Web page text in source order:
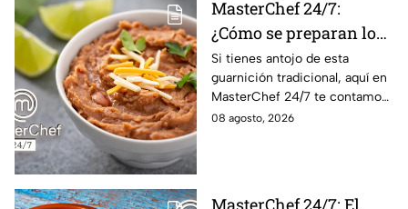
MasterChef 24/7:
¿Cómo se preparan los
frijoles puercos estilo
Sonora?
Si tienes antojo de esta
guarnición tradicional, aquí en
MasterChef 24/7 te contamos
la receta.
08 agosto, 2026
MasterChef 24/7: El